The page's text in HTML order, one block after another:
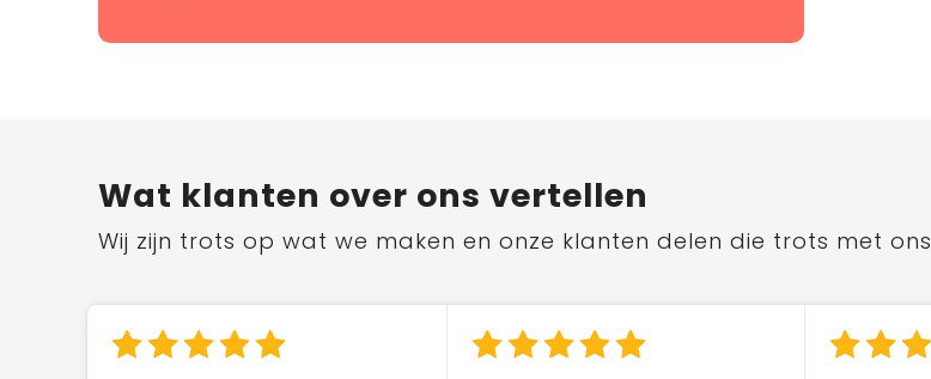
Wat klanten over ons vertellen
Wij zijn trots op wat we maken en onze klanten delen die trots met ons